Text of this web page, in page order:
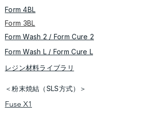
Form 4BL
Form 3BL
Form Wash 2 / Form Cure​ 2
​​Form Wash L / Form Cure L
レジン材料ライブラリ
＜粉末焼結（SLS方式）＞
Fuse X1